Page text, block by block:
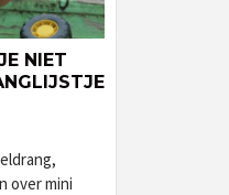
NIET
over mini